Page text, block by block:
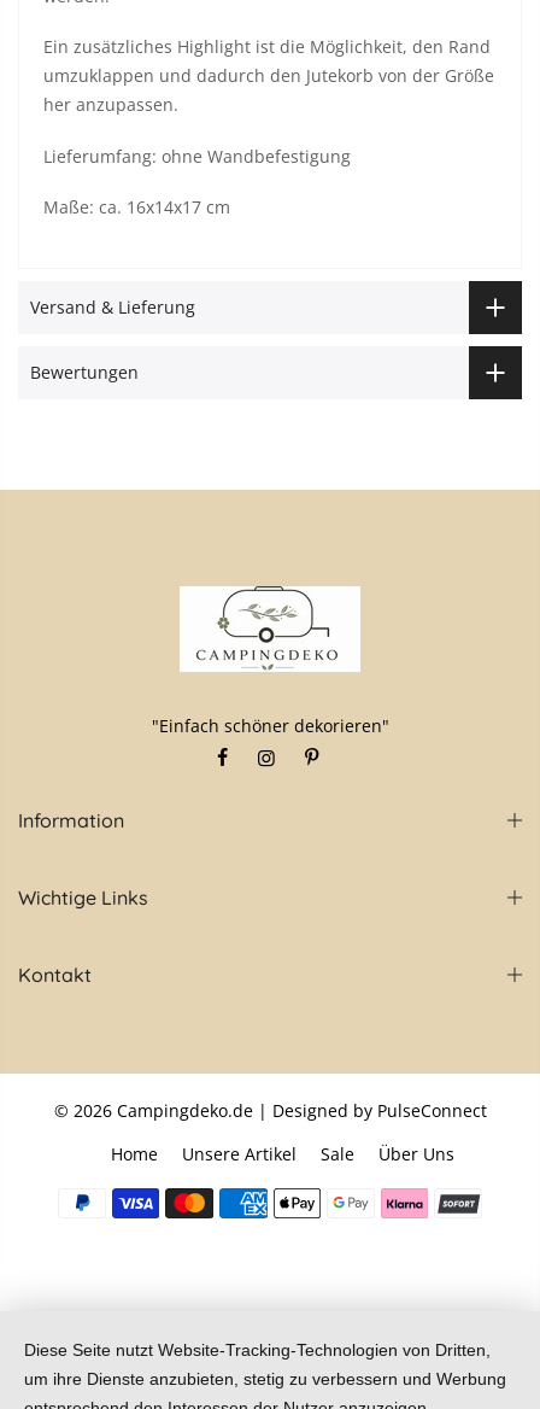
Ein zusätzliches Highlight ist die Möglichkeit, den Rand
umzuklappen und dadurch den Jutekorb von der Größe
her anzupassen.
Lieferumfang: ohne Wandbefestigung
Maße: ca. 16x14x17 cm
Versand & Lieferung
Bewertungen
"Einfach schöner dekorieren"
Information
Wichtige Links
Kontakt
© 2026 Campingdeko.de| Designed by PulseConnect
Home
Unsere Artikel Sale Über Uns
Diese Seite nutzt Website-Tracking-Technologien von Dritten,
um ihre Dienste anzubieten, stetig zu verbessern und Werbung